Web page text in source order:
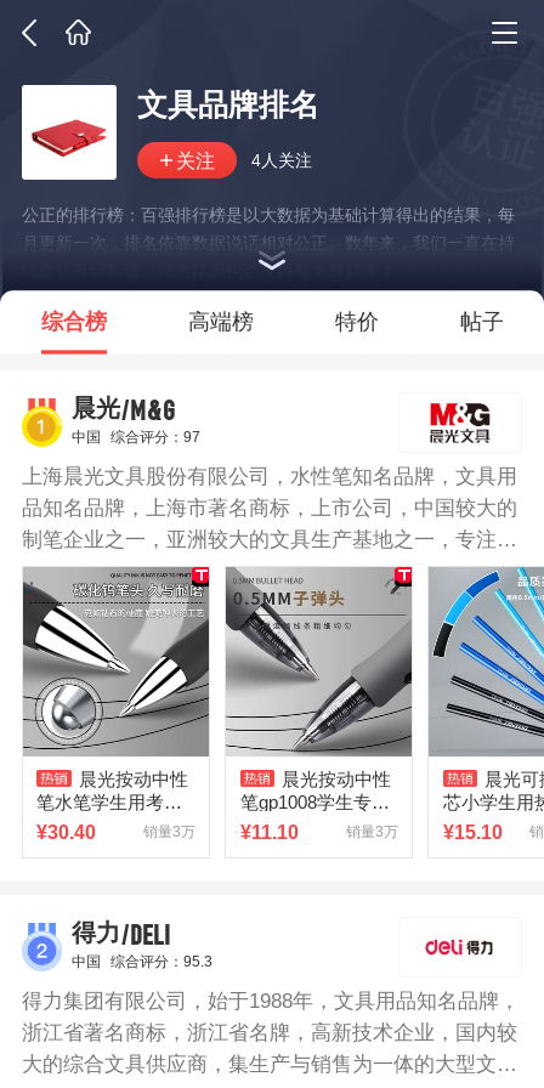
文具品牌排名
4人关注
公正的排行榜：百强排行榜是以大数据为基础计算得出的结果，每
月更新一次，排名依靠数据说话相对公正。数年来，我们一直在持
续优化升级算法，排名结果也会变得越来越精准！
*说明：仅展示部分数据
综合榜 高端榜 特价 帖子
晨光/M&G
中国 综合评分：97
上海晨光文具股份有限公司，水性笔知名品牌，文具用
品知名品牌，上海市著名商标，上市公司，中国较大的
制笔企业之一，亚洲较大的文具生产基地之一，专注于
文具事业的综合文具集团。
晨光按动中性
笔水笔学生用考试K
35碳素黑色水性签
公文具
¥30.40 销量3万
晨光按动中性
笔gp1008学生专用
0.5子弹头考试碳素
¥11.10 销量3万
晨光
芯小学生用
中性笔替芯
¥15.10
得力/DELI
中国 综合评分：95.3
得力集团有限公司，始于1988年，文具用品知名品牌，
浙江省著名商标，浙江省名牌，高新技术企业，国内较
大的综合文具供应商，集生产与销售为一体的大型文具